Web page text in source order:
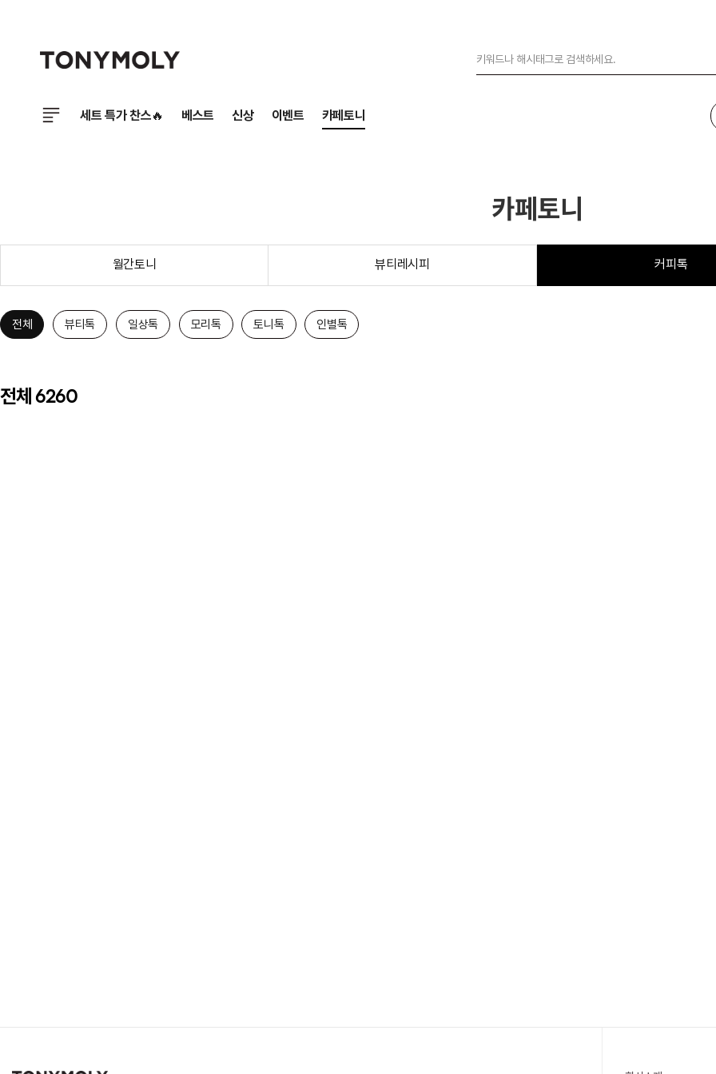
세트 특가 찬스🔥 베스트 신상 이벤트 카페토니
카페토니
월간토니 뷰티레시피 커피톡
전체 뷰티톡 일상톡 모리톡 토니톡 인별톡
전체6260